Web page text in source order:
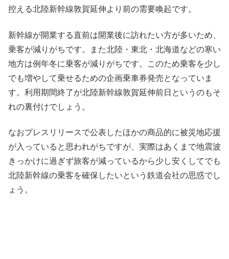
控える北陸新幹線敦賀延伸より前の需要喚起です。
新幹線が開業する直前は開業後に訪れたい方が多いため、
乗客が減りがちです。また北陸・東北・北海道などの寒い
地方は例年冬に乗客が減りがちです。このため乗客を少し
でも増やして乗せるための企画乗車券発売となっていま
す。利用期間終了が北陸新幹線敦賀延伸前日というのもそ
れの裏付けでしょう。
なおプレスリリースで公表したほかの商品的に被災地応援
が入っていると思われがちですが、実際はあくまで地震波
きっかけに過ぎず旅客が減っているから少し安くしてでも
北陸新幹線の乗客を確保したいという鉄道会社の思惑でし
ょう。